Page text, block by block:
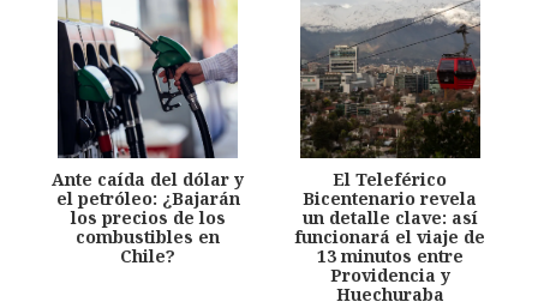
Ante caída del dólar y
el petróleo: ¿Bajarán
los precios de los
combustibles en
Chile?
El Teleférico
Bicentenario revela
un detalle clave: así
funcionará el viaje de
13 minutos entre
Providencia y
Huechuraba